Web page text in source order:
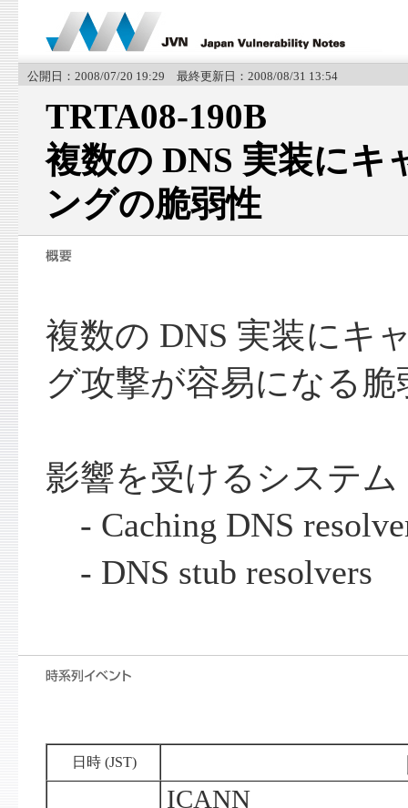
公開日：2008/07/20 19:29 最終更新日：2008/08/31 13:54
TRTA08-190B
複数の DNS 実装にキ
ングの脆弱性
複数の DNS 実装にキ
グ攻撃が容易になる
影響を受けるシステム
- Caching DNS
- DNS stub resolvers
日時 (JST)
ICANN